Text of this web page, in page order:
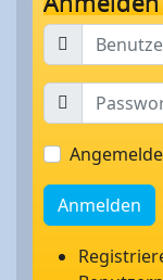
Anmelden